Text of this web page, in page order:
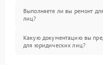
Выполняете ли вы ремонт
лиц?
Какую документацию вы
для юридических лиц?